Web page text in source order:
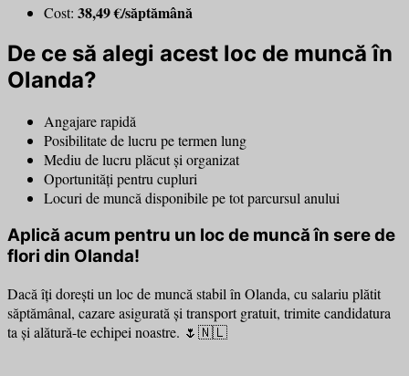
Cost: 38,49 €/săptămână
De ce să alegi acest loc de muncă în
Olanda?
Angajare rapidă
Posibilitate de lucru pe termen lung
Mediu de lucru plăcut și organizat
Oportunități pentru cupluri
Locuri de muncă disponibile pe tot parcursul anului
Aplică acum pentru un loc de muncă în sere de
flori din Olanda!
Dacă îți dorești un loc de muncă stabil în Olanda, cu salariu plătit
săptămânal, cazare asigurată și transport gratuit, trimite candidatura
ta și alătură-te echipei noastre. 🌷🇳🇱